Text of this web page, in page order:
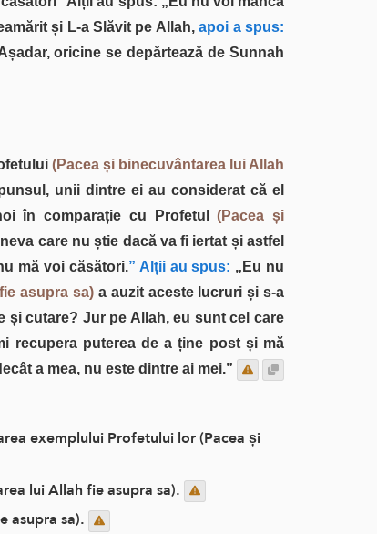
și L-a Slăvit pe Allah,apoi a spus:
oricine se depărtează de Sunnah
(Pacea și binecuvântarea lui Allah
unii dintre ei au considerat că el
în comparație cu Profetul(Pacea și
care nu știe dacă va fi iertat și astfel
mă voi căsători.” Alții au spus: „Eu nu
asupra sa)a auzit aceste lucruri și s-a
și cutare? Jur pe Allah, eu sunt cel care
recupera puterea de a ține post și mă
a mea, nu este dintre ai mei.”
exemplului Profetului lor (Pacea și
lui Allah fie asupra sa).
asupra sa).